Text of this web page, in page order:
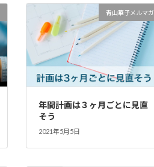
青山華子メルマガ
年間計画は３ヶ月ごとに見直
そう
2021年5月5日